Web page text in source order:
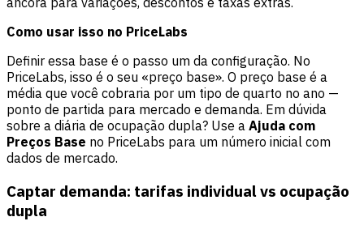
Como usar isso no PriceLabs
Definir essa base é o passo um da configuração. No
PriceLabs, isso é o seu «preço base». O preço base é a
média que você cobraria por um tipo de quarto no ano —
ponto de partida para mercado e demanda. Em dúvida
sobre a diária de ocupação dupla? Use a Ajuda com
Preços Base no PriceLabs para um número inicial com
dados de mercado.
Captar demanda: tarifas individual vs ocupação
dupla